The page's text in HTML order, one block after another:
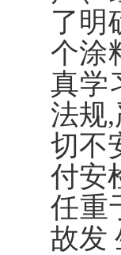
了明
个涂
真学
法规
切不
付安
任重
故发